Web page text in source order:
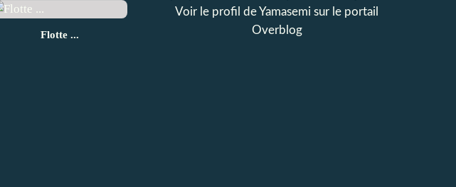
Flotte ...
Voir le profil deYamasemi sur le portail
Overblog